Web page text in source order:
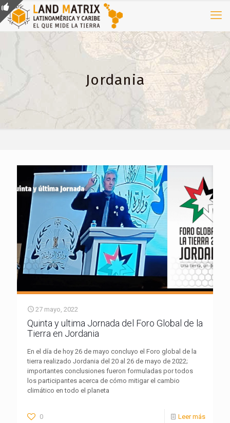
Jordania
27 mayo, 2022
Quinta y ultima Jornada del Foro Global de la
Tierra en Jordania
En el día de hoy 26 de mayo concluyo el Foro global de la
tierra realizado Jordania del 20 al 26 de mayo de 2022;
importantes conclusiones fueron formuladas por todos
los participantes acerca de cómo mitigar el cambio
climático en todo el planeta
0 Leer más